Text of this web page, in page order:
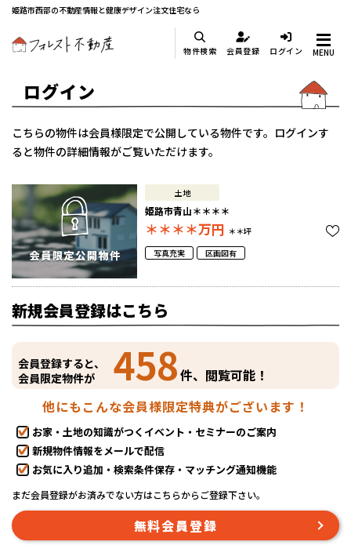
姫路市西部の不動産情報と健康デザイン注文住宅なら
物件検索 会員登録 ログイン MENU
ログイン
こちらの物件は会員様限定で公開している物件です。ログインす
ると物件の詳細情報がご覧いただけます。
土地
姫路市青山＊＊＊＊
＊＊＊＊万円 ＊＊坪
写真充実
区画図有
新規会員登録はこちら
会員登録すると、
会員限定物件が
458件、閲覧可能！
他にもこんな会員様限定特典がございます！
お家・土地の知識がつくイベント・セミナーのご案内
新規物件情報をメールで配信
お気に入り追加・検索条件保存・マッチング通知機能
まだ会員登録がお済みでない方はこちらからご登録下さい。
無料会員登録